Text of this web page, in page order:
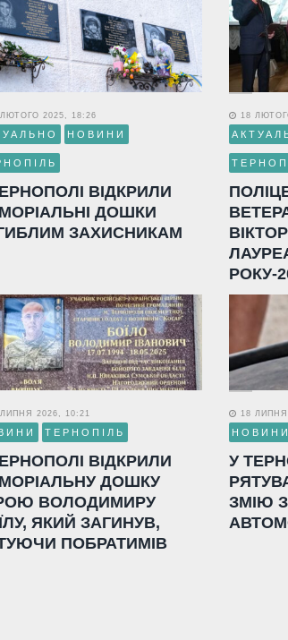
2025, 18:26
НОВИНИ
ВІДКРИЛИ
ДОШКИ
ЗАХИСНИКАМ
18
РОКУ-
ЛИПНЯ 2026, 10:21
ТЕРНОПІЛЬ
ВІДКРИЛИ
ДОШКУ
ВОЛОДИМИРУ
ЯКИЙ ЗАГИНУВ,
ПОБРАТИМІВ
18 ЛИПНЯ
НОВИНИ
У
ЗМІЮ